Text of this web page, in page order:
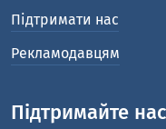
Підтримати нас
Рекламодавцям
Підтримайте нас